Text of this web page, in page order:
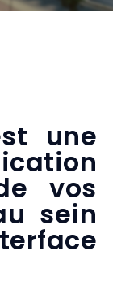
une
vos
sein